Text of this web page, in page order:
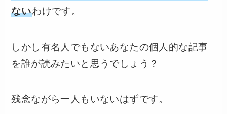
ないわけです。
しかし有名人でもないあなたの個人的な記事
を誰が読みたいと思うでしょう？
残念ながら一人もいないはずです。